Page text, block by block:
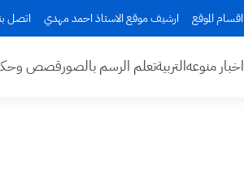
اقسام الموقع ارشيف موقع الاستاذ احمد مهدي اتصل
اخبار منوعهالتربيةتعلم الرسم بالصورقصص